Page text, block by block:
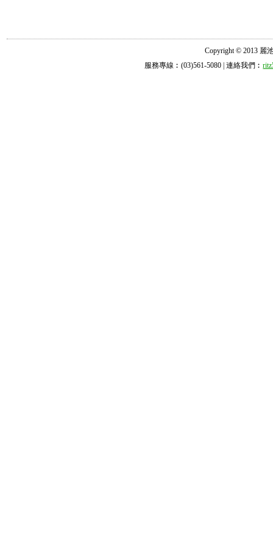
Copyright © 2013 麗
服務專線︰(03)561-5080 | 連絡我們︰